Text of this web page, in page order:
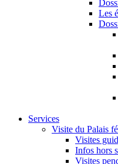
Les
Services
Visite du Palais
Visites
Infos hors
Visites